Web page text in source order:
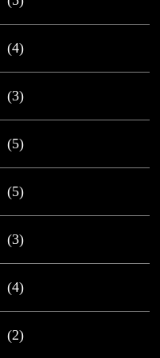
(4)
(3)
(5)
(5)
(3)
(4)
(2)